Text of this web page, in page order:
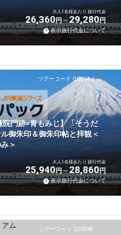
大人1名様あたり 旅行代金
26,360円 29,280円
表示旅行代金について
ツアーコード Q02GAJ
門跡×青もみじ】「そうだ
御朱印＆御朱印帖と拝観＜
＞
大人1名様あたり 旅行代金
25,940円 28,860円
表示旅行代金について
ツアーコード Q02N8L